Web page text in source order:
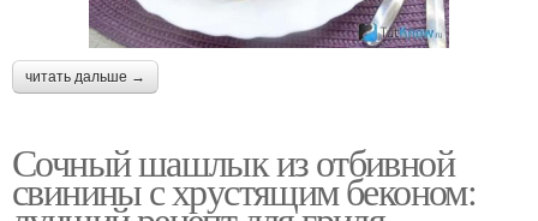
читать дальше →
Сочный шашлык из отбивной
свинины с хрустящим беконом: